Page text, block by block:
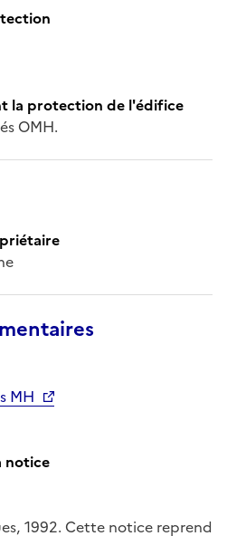
la protection de l'édifice
OMH.
MH
notice
1992. Cette notice reprend